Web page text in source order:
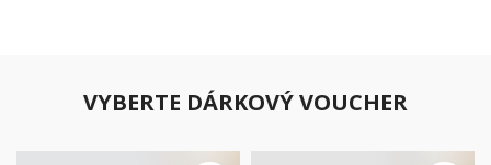
VYBERTE DÁRKOVÝ VOUCHER